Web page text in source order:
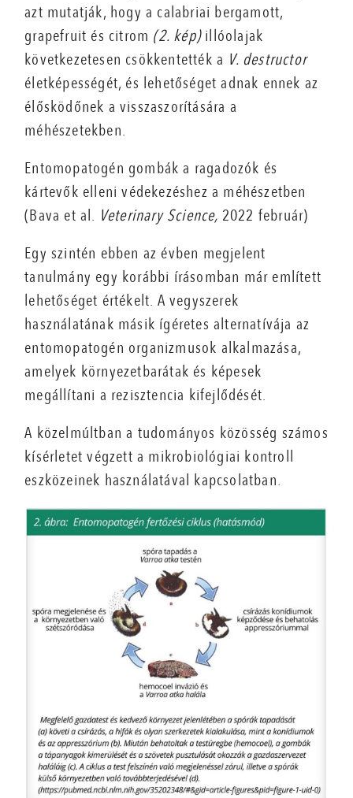
azt mutatják, hogy a calabriai bergamott,
grapefruit és citrom (2. kép)illóolajak
következetesen csökkentették a V. destructor
életképességét, és lehetőséget adnak ennek az
élősködőnek a visszaszorítására a
méhészetekben.
Entomopatogén gombák a ragadozók és
kártevők elleni védekezéshez a méhészetben
(Bava et al. Veterinary Science, 2022 február)
Egy szintén ebben az évben megjelent
tanulmány egy korábbi írásomban már említett
lehetőséget értékelt. A vegyszerek
használatának másik ígéretes alternatívája az
entomopatogén organizmusok alkalmazása,
amelyek környezetbarátak és képesek
megállítani a rezisztencia kifejlődését.
A közelmúltban a tudományos közösség számos
kísérletet végzett a mikrobiológiai kontroll
eszközeinek használatával kapcsolatban.